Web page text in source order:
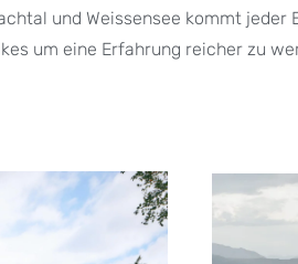
und Weissensee kommt
um eine Erfahrung reicher zu